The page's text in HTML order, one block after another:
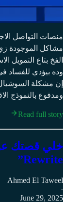
منصات التواصل
مشاكل الموجودة
الفخ بتاع التمويل
وده بيؤدي للفساد
إن مشكلة
ومدفوع بالنموذج
Read full story
Rewrite”
Ahmed El Taweel
·
June 29, 2025